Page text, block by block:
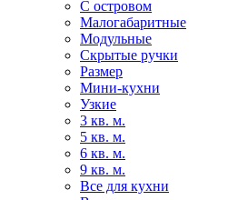
С островом
Малогабаритные
Модульные
Скрытые ручки
Размер
Мини-кухни
Узкие
3 кв. м.
5 кв. м.
6 кв. м.
9 кв. м.
Все для кухни